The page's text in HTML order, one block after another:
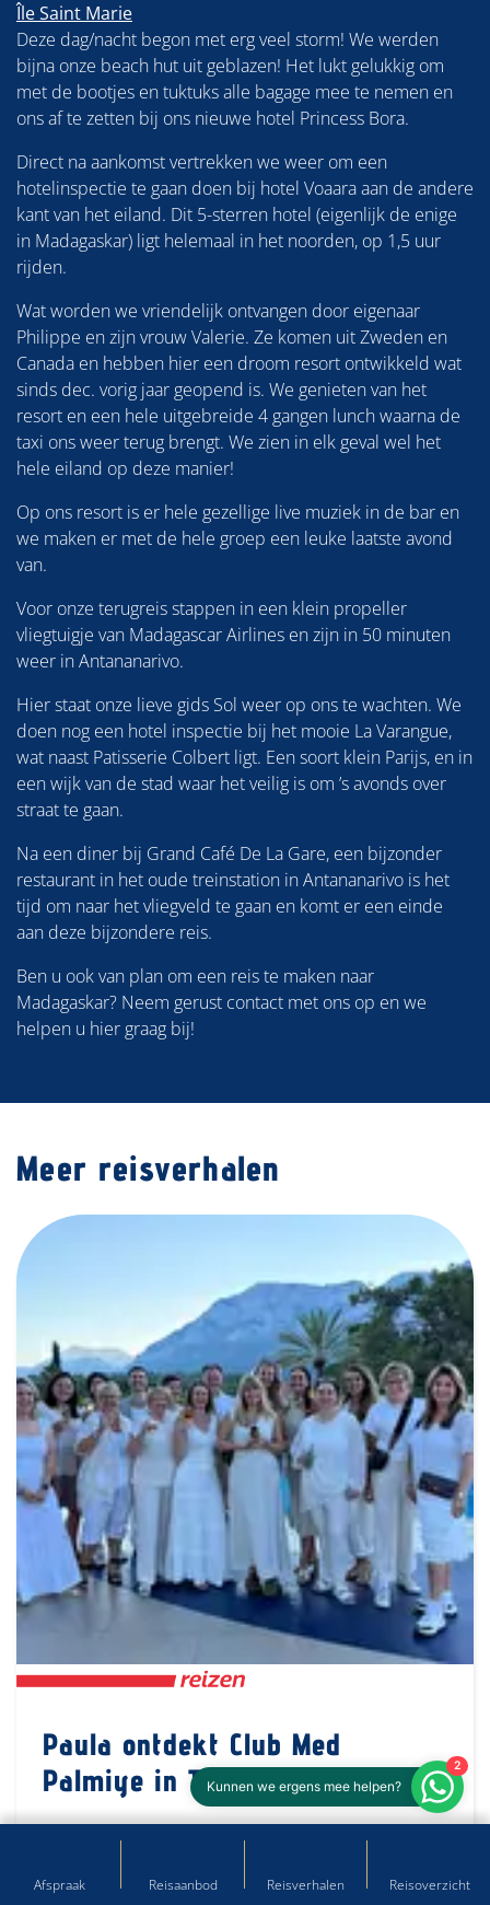
Afspraak Reisaanbod Reisverhalen Reisoverzicht
Île Saint Marie
Deze dag/nacht begon met erg veel storm! We werden
bijna onze beach hut uit geblazen! Het lukt gelukkig om
met de bootjes en tuktuks alle bagage mee te nemen en
ons af te zetten bij ons nieuwe hotel Princess Bora.
Direct na aankomst vertrekken we weer om een
hotelinspectie te gaan doen bij hotel Voaara aan de andere
kant van het eiland. Dit 5-sterren hotel (eigenlijk de enige
in Madagaskar) ligt helemaal in het noorden, op 1,5 uur
rijden.
Wat worden we vriendelijk ontvangen door eigenaar
Philippe en zijn vrouw Valerie. Ze komen uit Zweden en
Canada en hebben hier een droom resort ontwikkeld wat
sinds dec. vorig jaar geopend is. We genieten van het
resort en een hele uitgebreide 4 gangen lunch waarna de
taxi ons weer terug brengt. We zien in elk geval wel het
hele eiland op deze manier!
Op ons resort is er hele gezellige live muziek in de bar en
we maken er met de hele groep een leuke laatste avond
van.
Voor onze terugreis stappen in een klein propeller
vliegtuigje van Madagascar Airlines en zijn in 50 minuten
weer in Antananarivo.
Hier staat onze lieve gids Sol weer op ons te wachten. We
doen nog een hotel inspectie bij het mooie La Varangue,
wat naast Patisserie Colbert ligt. Een soort klein Parijs, en in
een wijk van de stad waar het veilig is om ’s avonds over
straat te gaan.
Na een diner bij Grand Café De La Gare, een bijzonder
restaurant in het oude treinstation in Antananarivo is het
tijd om naar het vliegveld te gaan en komt er een einde
aan deze bijzondere reis.
Ben u ook van plan om een reis te maken naar
Madagaskar? Neem gerust contact met ons op en we
helpen u hier graag bij!
Meer reisverhalen
Paula ontdekt Club Med
Palmiye in Turkije!
Europa
Kunnen we ergens mee helpen?
2